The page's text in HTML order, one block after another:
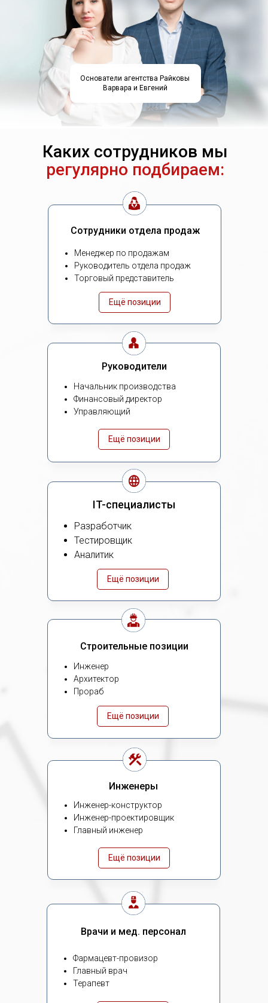
Основатели агентства Райковы
Варвара и Евгений
Каких сотрудников мы
регулярно подбираем:
Сотрудники отдела продаж
Менеджер по продажам
Руководитель отдела продаж
Торговый представитель
Ещё позиции
Руководители
Начальник производства
Финансовый директор
Управляющий
Ещё позиции
IT-специалисты
Разработчик
Тестировщик
Аналитик
Ещё позиции
Строительные позиции
Инженер
Архитектор
Прораб
Ещё позиции
Инженеры
Инженер-конструктор
Инженер-проектировщик
Главный инженер
Ещё позиции
Врачи и мед. персонал
Фармацевт-провизор
Главный врач
Терапевт